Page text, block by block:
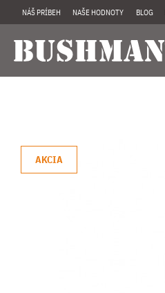
NÁŠ PRÍBEH NAŠE HODNOTY BLOG
AKCIA